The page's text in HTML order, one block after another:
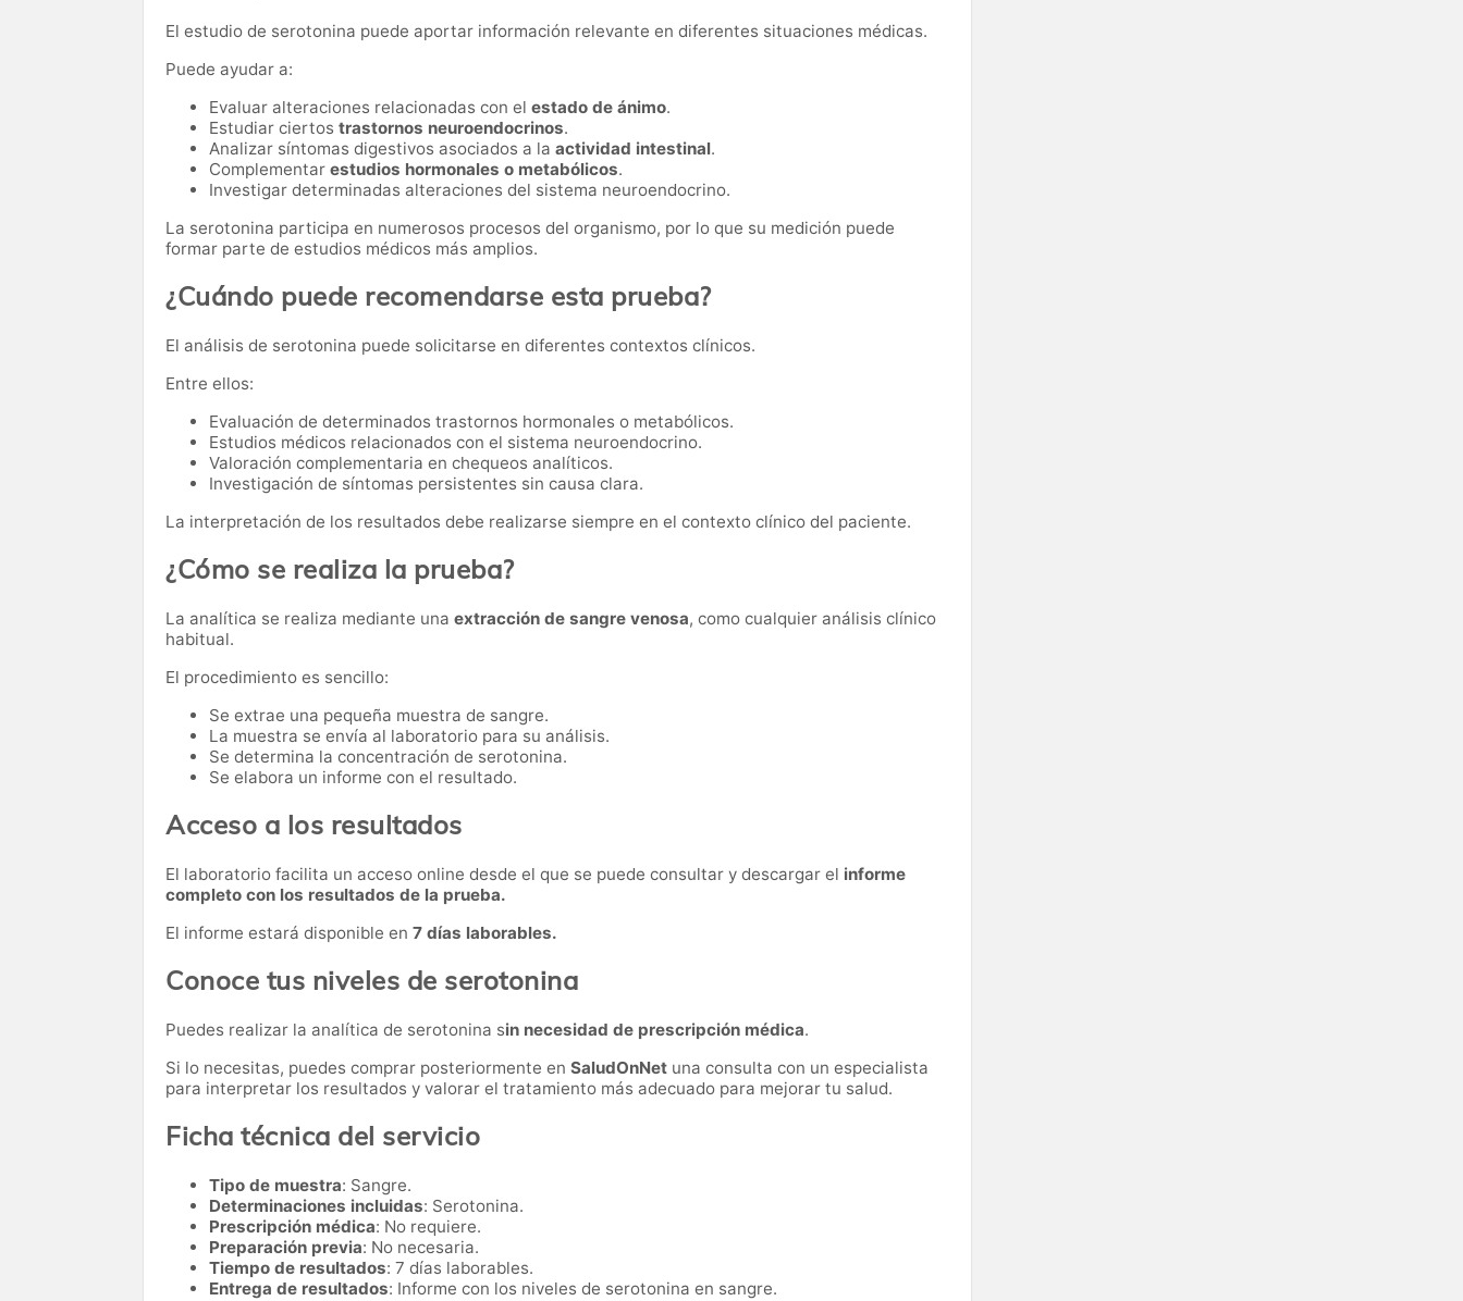
El estudio de serotonina puede aportar información relevante en diferentes situaciones médicas.
Puede ayudar a:
Evaluar alteraciones relacionadas con el estado de ánimo.
Estudiar ciertos trastornos neuroendocrinos.
Analizar síntomas digestivos asociados a la actividad intestinal.
Complementar estudios hormonales o metabólicos.
Investigar determinadas alteraciones del sistema neuroendocrino.
La serotonina participa en numerosos procesos del organismo, por lo que su medición puede
formar parte de estudios médicos más amplios.
¿Cuándo puede recomendarse esta prueba?
El análisis de serotonina puede solicitarse en diferentes contextos clínicos.
Entre ellos:
Evaluación de determinados trastornos hormonales o metabólicos.
Estudios médicos relacionados con el sistema neuroendocrino.
Valoración complementaria en chequeos analíticos.
Investigación de síntomas persistentes sin causa clara.
La interpretación de los resultados debe realizarse siempre en el contexto clínico del paciente.
¿Cómo se realiza la prueba?
La analítica se realiza mediante una extracción de sangre venosa, como cualquier análisis clínico
habitual.
El procedimiento es sencillo:
Se extrae una pequeña muestra de sangre.
La muestra se envía al laboratorio para su análisis.
Se determina la concentración de serotonina.
Se elabora un informe con el resultado.
Acceso a los resultados
El laboratorio facilita un acceso online desde el que se puede consultar y descargar el informe
completo con los resultados de la prueba.
El informe estará disponible en 7 días laborables.
Conoce tus niveles de serotonina
Puedes realizar la analítica de serotonina sin necesidad de prescripción médica.
Si lo necesitas, puedes comprar posteriormente en SaludOnNet una consulta con un especialista
para interpretar los resultados y valorar el tratamiento más adecuado para mejorar tu salud.
Ficha técnica del servicio
Tipo de muestra: Sangre.
Determinaciones incluidas: Serotonina.
Prescripción médica: No requiere.
Preparación previa: No necesaria.
Tiempo de resultados: 7 días laborables.
Entrega de resultados: Informe con los niveles de serotonina en sangre.